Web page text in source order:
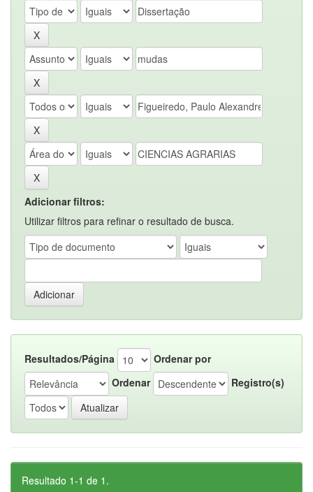
Adicionar filtros:
Utilizar filtros para refinar o resultado de busca.
Resultados/Página
Ordenar por
Ordenar
Registro(s)
Resultado 1-1 de 1.